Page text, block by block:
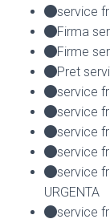
service
Firma
Firme
Pret
service
service
service
service
service
URGENTA
service